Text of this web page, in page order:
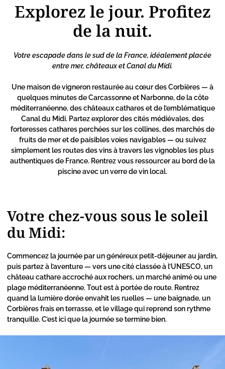
Explorez le jour. Profitez
de la nuit.
Votre escapade dans le sud de la France, idéalement placée
entre mer, châteaux et Canal du Midi.
Une maison de vigneron restaurée au cœur des Corbières — à
quelques minutes de Carcassonne et Narbonne, de la côte
méditerranéenne, des châteaux cathares et de l’emblématique
Canal du Midi. Partez explorer des cités médiévales, des
forteresses cathares perchées sur les collines, des marchés de
fruits de mer et de paisibles voies navigables — ou suivez
simplement les routes des vins à travers les vignobles les plus
authentiques de France. Rentrez vous ressourcer au bord de la
piscine avec un verre de vin local.
Votre chez-vous sous le soleil
du Midi:
Commencez la journée par un généreux petit-déjeuner au jardin,
puis partez à l’aventure — vers une cité classée à l’UNESCO, un
château cathare accroché aux rochers, un marché animé ou une
plage méditerranéenne. Tout est à portée de route. Rentrez
quand la lumière dorée envahit les ruelles — une baignade, un
Corbières frais en terrasse, et le village qui reprend son rythme
tranquille. C’est ici que la journée se termine bien.